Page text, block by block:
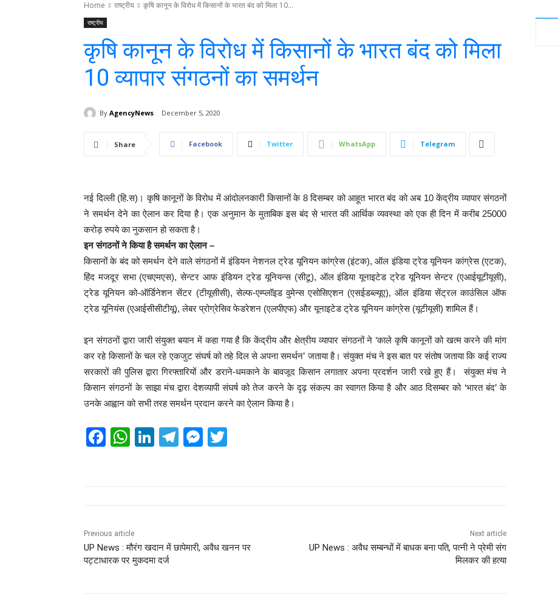
Home राष्ट्रीय कृषि कानून के विरोध में किसानों के भारत बंद को मिला 10...
राष्ट्रीय
कृषि कानून के विरोध में किसानों के भारत बंद को मिला
10 व्यापार संगठनों का समर्थन
By AgencyNews December 5, 2020
Share Facebook Twitter WhatsApp Telegram
नई दिल्ली (हि.स)। कृषि कानूनों के विरोध में आंदोलनकारी किसानों के 8 दिसम्बर को आहूत भारत बंद को अब 10 केंद्रीय व्यापार संगठनों
ने समर्थन देने का ऐलान कर दिया है। एक अनुमान के मुताबिक इस बंद से भारत की आर्थिक व्यवस्था को एक ही दिन में करीब 25000
करोड़ रुपये का नुकसान हो सकता है।
इन संगठनों ने किया है समर्थन का ऐलान –
किसानों के बंद को समर्थन देने वाले संगठनों में इंडियन नेशनल ट्रेड यूनियन कांग्रेस (इंटक), ऑल इंडिया ट्रेड यूनियन कांग्रेस (एटक),
हिंद मजदूर सभा (एचएमएस), सेन्टर आफ इंडियन ट्रेड यूनियन्स (सीटू), ऑल इंडिया यूनाइटेड ट्रेड यूनियन सेन्टर (एआईयूटीयूसी),
ट्रेड यूनियन को-ऑर्डिनेशन सेंटर (टीयूसीसी), सेल्फ-एम्प्लॉइड वुमेन्स एसोसिएशन (एसईडब्ल्यूए), ऑल इंडिया सेंट्रल काउंसिल ऑफ
ट्रेड यूनियंस (एआईसीसीटीयू), लेबर प्रोग्रेसिव फेडरेशन (एलपीएफ) और यूनाइटेड ट्रेड यूनियन कांग्रेस (यूटीयूसी) शामिल हैं।
इन संगठनों द्वारा जारी संयुक्त बयान में कहा गया है कि केंद्रीय और क्षेत्रीय व्यापार संगठनों ने ‘काले कृषि कानूनों को खत्म करने की मांग
कर रहे किसानों के चल रहे एकजुट संघर्ष को तहे दिल से अपना समर्थन’ जताया है। संयुक्त मंच ने इस बात पर संतोष जताया कि कई राज्य
सरकारों की पुलिस द्वारा गिरफ्तारियों और डराने-धमकाने के बावजूद किसान लगातार अपना प्रदर्शन जारी रखे हुए हैं। संयुक्त मंच ने
किसान संगठनों के साझा मंच द्वारा देशव्यापी संघर्ष को तेज करने के दृढ़ संकल्प का स्वागत किया है और आठ दिसम्बर को ‘भारत बंद’ के
उनके आह्वान को सभी तरह समर्थन प्रदान करने का ऐलान किया है।
F
o
o
W
p
p
Li
T
M
er
Previous article
UP News : मौरंग खदान में छापेमारी, अवैध खनन पर
पट्टाधारक पर मुकदमा दर्ज
Next article
UP News : अवैध सम्बन्धों में बाधक बना पति, पत्नी ने प्रेमी संग
मिलकर की हत्या